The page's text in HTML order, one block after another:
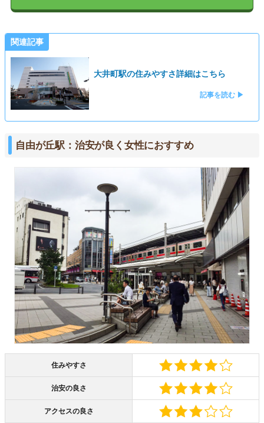
関連記事
大井町駅の住みやすさ詳細はこちら
記事を読む ▶
自由が丘駅：治安が良く女性におすすめ
住みやすさ
治安の良さ
アクセスの良さ